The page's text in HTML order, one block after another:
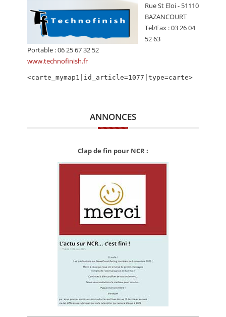
FOCUS
VIDEO
Rue St Eloi - 51110
BAZANCOURT
Tel/Fax : 03 26 04
52 63
Portable : 06 25 67 32 52
www.technofinish.fr
<carte_mymap1|id_article=1077|type=carte>
ANNONCES
Clap de fin pour NCR :